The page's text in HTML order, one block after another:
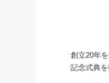
創立20年
記念式典を